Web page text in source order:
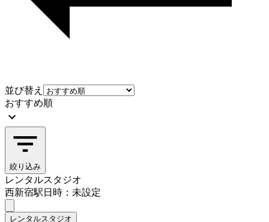
並び替え
おすすめ順
絞り込み
レンタルスタジオ
西新宿駅日時：未設定
レンタルスタジオ